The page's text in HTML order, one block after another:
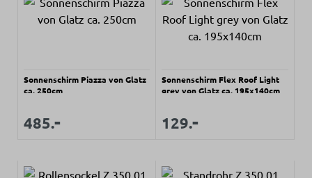
Sonnenschirm Piazza von Glatz
ca. 250cm
Regulärer Preis:
Verkaufspreis:
485.-
Sonnenschirm Flex Roof Light
grey von Glatz ca. 195x140cm
Verkaufspreis:
129.-